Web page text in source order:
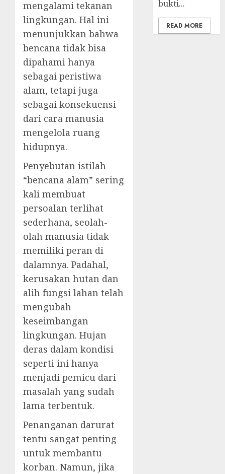
mengalami tekanan
lingkungan. Hal ini
menunjukkan bahwa
bencana tidak bisa
dipahami hanya
sebagai peristiwa
alam, tetapi juga
sebagai konsekuensi
dari cara manusia
mengelola ruang
hidupnya.
Penyebutan istilah
“bencana alam” sering
kali membuat
persoalan terlihat
sederhana, seolah-
olah manusia tidak
memiliki peran di
dalamnya. Padahal,
kerusakan hutan dan
alih fungsi lahan telah
mengubah
keseimbangan
lingkungan. Hujan
deras dalam kondisi
seperti ini hanya
menjadi pemicu dari
masalah yang sudah
lama terbentuk.
Penanganan darurat
tentu sangat penting
untuk membantu
korban. Namun, jika
bukti...
READ MORE